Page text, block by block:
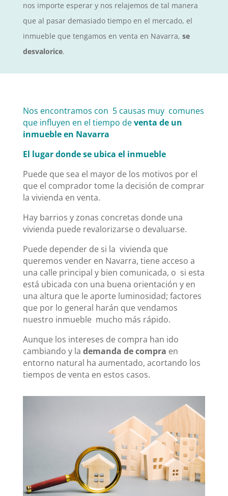
nos importe esperar y nos relajemos de tal manera
que al pasar demasiado tiempo en el mercado, el
inmueble que tengamos en venta en Navarra, se
desvalorice.
Nos encontramos con 5 causas muy comunes
que influyen en el tiempo deventa de un
inmueble en Navarra
El lugar donde se ubica el inmueble
Puede que sea el mayor de los motivos por el
que el comprador tome la decisión de comprar
la vivienda en venta.
Hay barrios y zonas concretas donde una
vivienda puede revalorizarse o devaluarse.
Puede depender de si la vivienda que
queremos vender en Navarra, tiene acceso a
una calle principal y bien comunicada, o si esta
está ubicada con una buena orientación y en
una altura que le aporte luminosidad; factores
que por lo general harán que vendamos
nuestro inmueble mucho más rápido.
Aunque los intereses de compra han ido
cambiando y la demanda de compra en
entorno natural ha aumentado, acortando los
tiempos de venta en estos casos.